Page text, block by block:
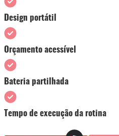
Design portátil
Orçamento acessível
Bateria partilhada
Tempo de execução da rotina